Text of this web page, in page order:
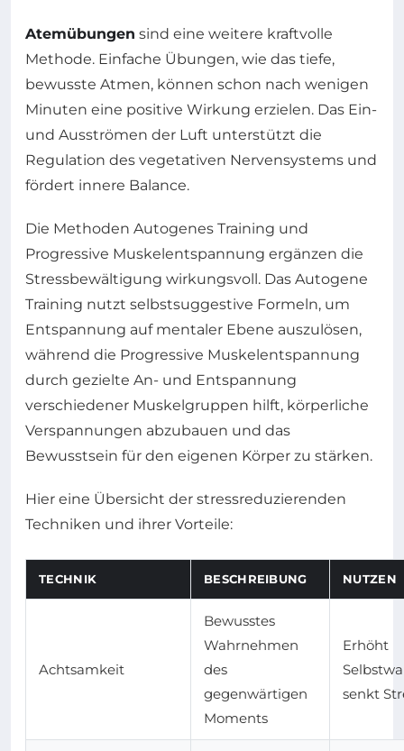
Atemübungen sind eine weitere kraftvolle
Methode. Einfache Übungen, wie das tiefe,
bewusste Atmen, können schon nach wenigen
Minuten eine positive Wirkung erzielen. Das Ein-
und Ausströmen der Luft unterstützt die
Regulation des vegetativen Nervensystems und
fördert innere Balance.
Die Methoden Autogenes Training und
Progressive Muskelentspannung ergänzen die
Stressbewältigung wirkungsvoll. Das Autogene
Training nutzt selbstsuggestive Formeln, um
Entspannung auf mentaler Ebene auszulösen,
während die Progressive Muskelentspannung
durch gezielte An- und Entspannung
verschiedener Muskelgruppen hilft, körperliche
Verspannungen abzubauen und das
Bewusstsein für den eigenen Körper zu stärken.
Hier eine Übersicht der stressreduzierenden
Techniken und ihrer Vorteile:
TECHNIK BESCHREIBUNG NUTZEN
Achtsamkeit
Bewusstes
Wahrnehmen
des
gegenwärtigen
Moments
Erhöht
senkt